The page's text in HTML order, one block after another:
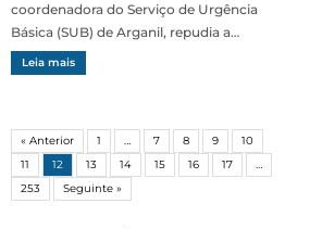
coordenadora do Serviço de Urgência
Básica (SUB) de Arganil, repudia a…
Leia mais
« Anterior 1 … 7 8 9
10
11
12 13 14 15 16 17
…
253
Seguinte »